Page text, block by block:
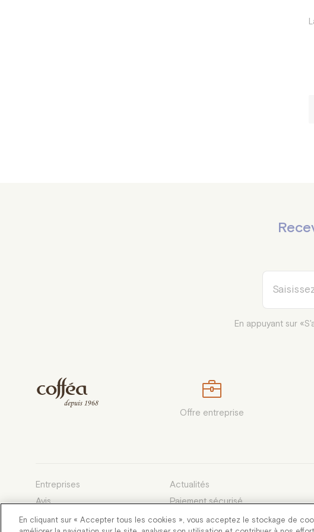
En appuyant sur
Offre entreprise
Entreprises Actualités
Avis
Paiement sécurisé
Devenez franchisé
Conditions générales de Vente
En cliquant sur « Accepter tous les cookies », vous acceptez le stockage de